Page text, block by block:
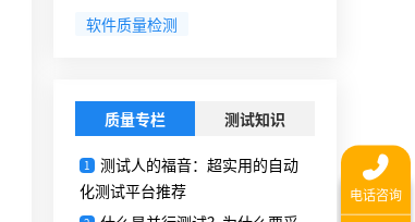
软件质量检测
质量专栏 测试知识
1
测试人的福音：超实用的自动
化测试平台推荐